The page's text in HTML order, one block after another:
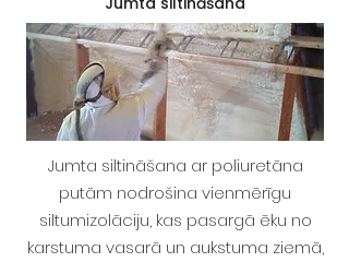
Jumta siltināšana ar poliuretāna
putām nodrošina vienmērīgu
siltumizolāciju, kas pasargā ēku no
karstuma vasarā un aukstuma ziemā,